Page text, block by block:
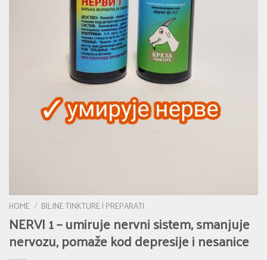
HOME / BILJNE TINKTURE I PREPARATI
NERVI 1 – umiruje nervni sistem, smanjuje
nervozu, pomaže kod depresije i nesanice